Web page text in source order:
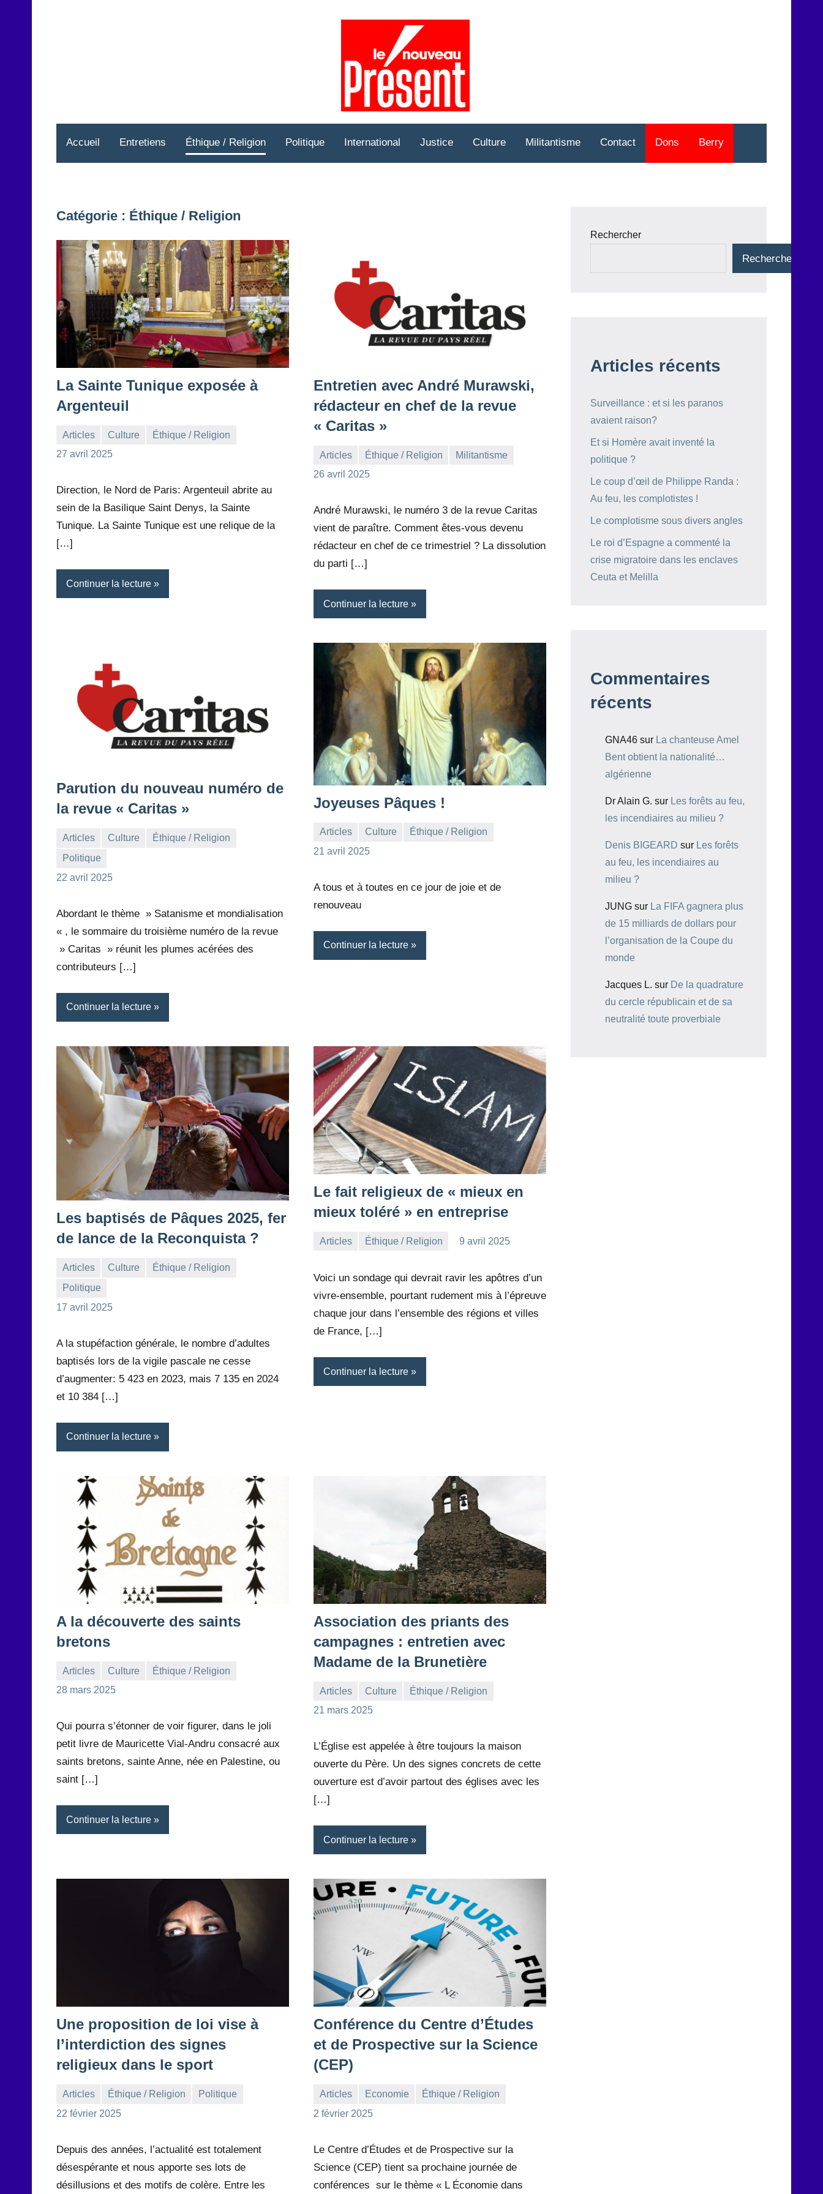
Accueil Entretiens Éthique / Religion Politique International Justice Culture Militantisme Contact Dons Berry
Catégorie : Éthique / Religion
La Sainte Tunique exposée à
Argenteuil
Articles Culture
Éthique / Religion
27 avril 2025
la
Aucun
Direction, le Nord de Paris: Argenteuil abrite au
sein de la Basilique Saint Denys, la Sainte
Tunique. La Sainte Tunique est une relique de la
[…]
Continuer la lecture
Entretien avec André Murawski,
rédacteur en chef de la revue
« Caritas »
Articles Éthique / Religion
Militantisme
26 avril 2025
la
Aucun
André Murawski, le numéro 3 de la revue Caritas
vient de paraître. Comment êtes-vous devenu
rédacteur en chef de ce trimestriel ? La dissolution
du parti […]
Continuer la lecture
Parution du nouveau numéro de
la revue « Caritas »
Articles Culture
Éthique / Religion
Politique
22 avril 2025
Rédaction
commentaire
Abordant le thème » Satanisme et mondialisation
« , le sommaire du troisième numéro de la revue
» Caritas » réunit les plumes acérées des
contributeurs […]
Continuer la lecture
Joyeuses Pâques !
Articles Culture
Éthique / Religion
21 avril 2025
la
Aucun
A tous et à toutes en ce jour de joie et de
renouveau
Continuer la lecture
Les baptisés de Pâques 2025, fer
de lance de la Reconquista ?
Articles Culture
Éthique / Religion
Politique
17 avril 2025
Rédaction
commentaire
A la stupéfaction générale, le nombre d’adultes
baptisés lors de la vigile pascale ne cesse
d’augmenter: 5 423 en 2023, mais 7 135 en 2024
et 10 384 […]
Continuer la lecture
Le fait religieux de « mieux en
mieux toléré » en entreprise
Articles Éthique / Religion
9 avril 2025
Voici un sondage qui devrait ravir les apôtres d’un
vivre-ensemble, pourtant rudement mis à l’épreuve
chaque jour dans l’ensemble des régions et villes
de France, […]
Continuer la lecture
A la découverte des saints
bretons
Articles Culture
Éthique / Religion
28 mars 2025
la
Aucun
Qui pourra s’étonner de voir figurer, dans le joli
petit livre de Mauricette Vial-Andru consacré aux
saints bretons, sainte Anne, née en Palestine, ou
saint […]
Continuer la lecture
Association des priants des
campagnes : entretien avec
Madame de la Brunetière
Articles Culture
Éthique / Religion
21 mars 2025
la
Aucun
L’Église est appelée à être toujours la maison
ouverte du Père. Un des signes concrets de cette
ouverture est d’avoir partout des églises avec les
[…]
Continuer la lecture
Une proposition de loi vise à
l’interdiction des signes
religieux dans le sport
Articles Éthique / Religion
Politique
22 février 2025
la
Aucun
Depuis des années, l’actualité est totalement
désespérante et nous apporte ses lots de
désillusions et des motifs de colère. Entre les
Conférence du Centre d’Études
et de Prospective sur la Science
(CEP)
Articles Economie
Éthique / Religion
2 février 2025
la
Aucun
Le Centre d’Études et de Prospective sur la
Science (CEP) tient sa prochaine journée de
conférences sur le thème « L Économie dans
Rechercher
Rechercher
Articles récents
Surveillance : et si les paranos
avaient raison?
Et si Homère avait inventé la
politique ?
Le coup d’œil de Philippe Randa :
Au feu, les complotistes !
Le complotisme sous divers angles
Le roi d’Espagne a commenté la
crise migratoire dans les enclaves
Ceuta et Melilla
Commentaires
récents
GNA46 sur La chanteuse Amel
Bent obtient la nationalité…
algérienne
Dr Alain G. sur Les forêts au feu,
les incendiaires au milieu ?
Denis BIGEARD sur Les forêts
au feu, les incendiaires au
milieu ?
JUNG sur La FIFA gagnera plus
de 15 milliards de dollars pour
l’organisation de la Coupe du
monde
Jacques L. sur De la quadrature
du cercle républicain et de sa
neutralité toute proverbiale